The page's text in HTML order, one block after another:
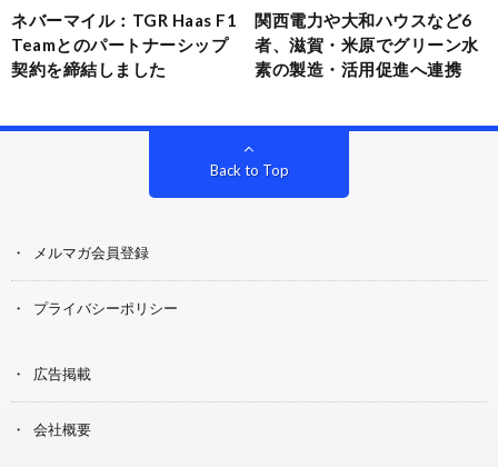
ネバーマイル：TGR Haas F1
Teamとのパートナーシップ
契約を締結しました
関西電力や大和ハウスなど6
者、滋賀・米原でグリーン水
素の製造・活用促進へ連携
Back to Top
メルマガ会員登録
プライバシーポリシー
広告掲載
会社概要